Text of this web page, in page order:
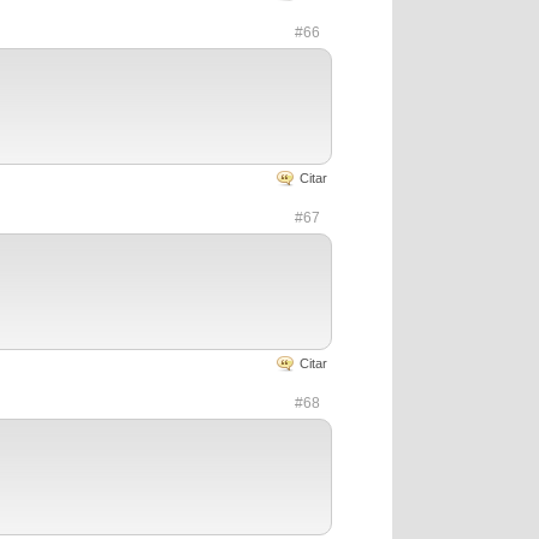
#66
Citar
#67
Citar
#68